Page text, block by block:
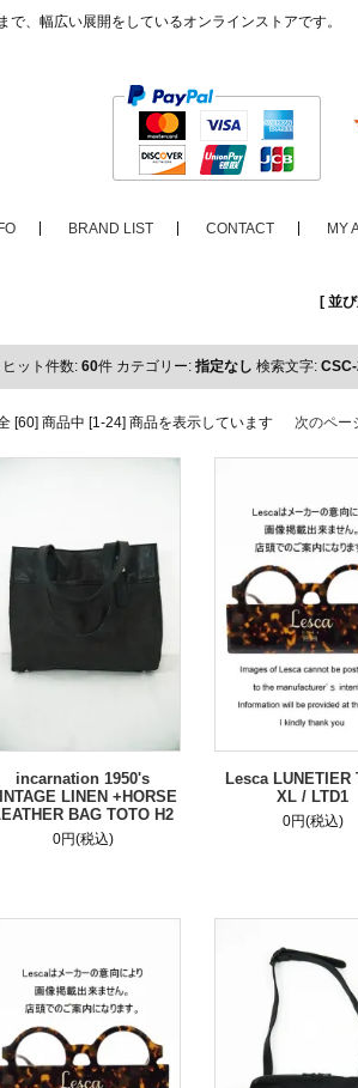
、幅広い展開をしているオンラインストアです。
BRAND LIST CONTACT MY
[ 並
ヒット件数: 60件 カテゴリー: 指定なし 検索文字:
[60] 商品中 [1-24] 商品を表示しています 次のペー
incarnation 1950's
LINEN +HORSE
BAG TOTO H2
0円(税込)
Lesca LUNETIER
XL / LTD1
0円(税込)